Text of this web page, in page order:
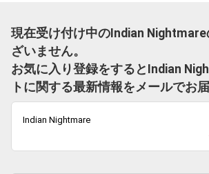
現在受け付け中のIndian
ざいません。
お気に入り登録をするとIndian
トに関する最新情報をメールでお
Indian Nightmare